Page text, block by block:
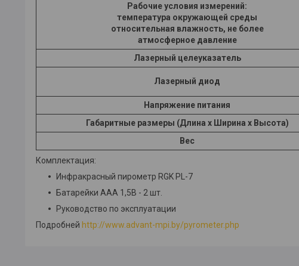
Рабочие условия измерений:
температура окружающей среды
относительная влажность, не более
атмосферное давление
Лазерный целеуказатель
Лазерный диод
Напряжение питания
Габаритные размеры (Длина х Ширина х Высота)
Вес
Комплектация:
Инфракрасный пирометр RGK PL-7
Батарейки AAA 1,5В - 2 шт.
Руководство по эксплуатации
Подробней http://www.advant-mpi.by/pyrometer.php